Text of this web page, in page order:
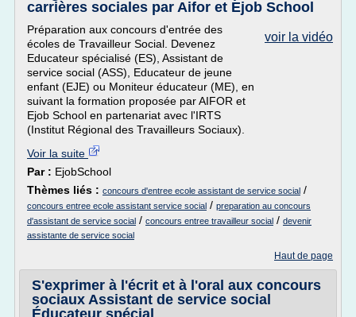
carrières sociales par Aifor et Ejob School
voir la vidéo
Préparation aux concours d'entrée des
écoles de Travailleur Social. Devenez
Educateur spécialisé (ES), Assistant de
service social (ASS), Educateur de jeune
enfant (EJE) ou Moniteur éducateur (ME), en
suivant la formation proposée par AIFOR et
Ejob School en partenariat avec l'IRTS
(Institut Régional des Travailleurs Sociaux).
Voir la suite
Par : EjobSchool
Thèmes liés : concours d'entree ecole assistant de service social /
concours entree ecole assistant service social / preparation au concours
d'assistant de service social / concours entree travailleur social / devenir
assistante de service social
Haut de page
S'exprimer à l'écrit et à l'oral aux concours
sociaux Assistant de service social
Éducateur spécial